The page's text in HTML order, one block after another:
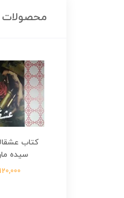
محصولات
کتاب
سیده
120,000 تومان